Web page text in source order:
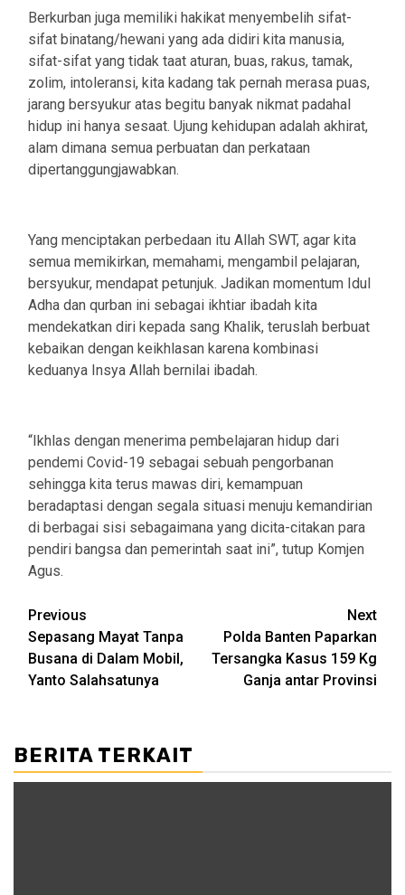
Berkurban juga memiliki hakikat menyembelih sifat-
sifat binatang/hewani yang ada didiri kita manusia,
sifat-sifat yang tidak taat aturan, buas, rakus, tamak,
zolim, intoleransi, kita kadang tak pernah merasa puas,
jarang bersyukur atas begitu banyak nikmat padahal
hidup ini hanya sesaat. Ujung kehidupan adalah akhirat,
alam dimana semua perbuatan dan perkataan
dipertanggungjawabkan.
Yang menciptakan perbedaan itu Allah SWT, agar kita
semua memikirkan, memahami, mengambil pelajaran,
bersyukur, mendapat petunjuk. Jadikan momentum Idul
Adha dan qurban ini sebagai ikhtiar ibadah kita
mendekatkan diri kepada sang Khalik, teruslah berbuat
kebaikan dengan keikhlasan karena kombinasi
keduanya Insya Allah bernilai ibadah.
“Ikhlas dengan menerima pembelajaran hidup dari
pendemi Covid-19 sebagai sebuah pengorbanan
sehingga kita terus mawas diri, kemampuan
beradaptasi dengan segala situasi menuju kemandirian
di berbagai sisi sebagaimana yang dicita-citakan para
pendiri bangsa dan pemerintah saat ini”, tutup Komjen
Agus.
Post
navigation
Previous
Sepasang Mayat Tanpa
Busana di Dalam Mobil,
Yanto Salahsatunya
Next
Polda Banten Paparkan
Tersangka Kasus 159 Kg
Ganja antar Provinsi
BERITA TERKAIT